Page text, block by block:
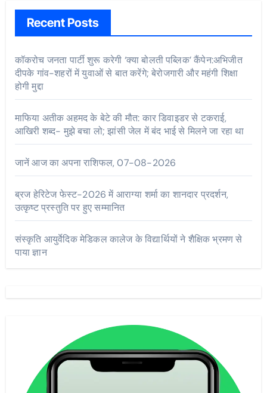
Recent Posts
कॉकरोच जनता पार्टी शुरू करेगी ‘क्या बोलती पब्लिक’ कैंपेन:अभिजीत
दीपके गांव-शहरों में युवाओं से बात करेंगे; बेरोजगारी और महंगी शिक्षा
होगी मुद्दा
माफिया अतीक अहमद के बेटे की मौत: कार डिवाइडर से टकराई,
आखिरी शब्द- मुझे बचा लो; झांसी जेल में बंद भाई से मिलने जा रहा था
जानें आज का अपना राशिफल, 07-08-2026
ब्रज हेरिटेज फेस्ट-2026 में आराग्या शर्मा का शानदार प्रदर्शन,
उत्कृष्ट प्रस्तुति पर हुए सम्मानित
संस्कृति आयुर्वेदिक मेडिकल कालेज के विद्यार्थियों ने शैक्षिक भ्रमण से
पाया ज्ञान